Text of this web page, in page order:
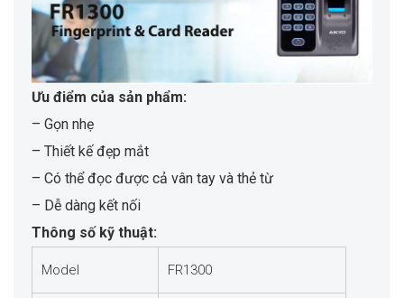
Ưu điểm của sản phẩm:
– Gọn nhẹ
– Thiết kế đẹp mắt
– Có thể đọc được cả vân tay và thẻ từ
– Dễ dàng kết nối
Thông số kỹ thuật:
Model FR1300